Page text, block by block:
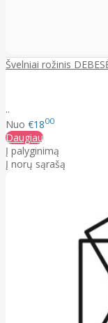
Švelniai rožinis
..
Nuo €1800
Daugiau
Į palyginimą
Į norų sąrašą